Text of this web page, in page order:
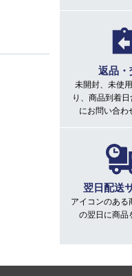
返品
未開封、未使
り、商品到着
にお問い合わ
翌日配送
アイコンのある
の翌日に商品